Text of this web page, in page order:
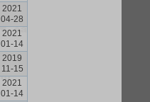
2021
04-28
2021
01-14
2019
11-15
2021
01-14